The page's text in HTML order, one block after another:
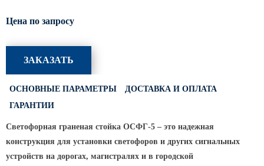
стойки
ОГСГ Опоры граненые
светофорные г-образные
ОСФК Светофорные стойки
круглоконические
Складывающиеся опоры освещения
складывающиеся
Цена по запросу
ЗАКАЗАТЬ
ОСНОВНЫЕ ПАРАМЕТРЫ
ДОСТАВКА И ОПЛАТА
ГАРАНТИИ
Светофорная граненая стойка ОСФГ-5 – это надежная
конструкция для установки светофоров и других сигнальных
устройств на дорогах, магистралях и в городской